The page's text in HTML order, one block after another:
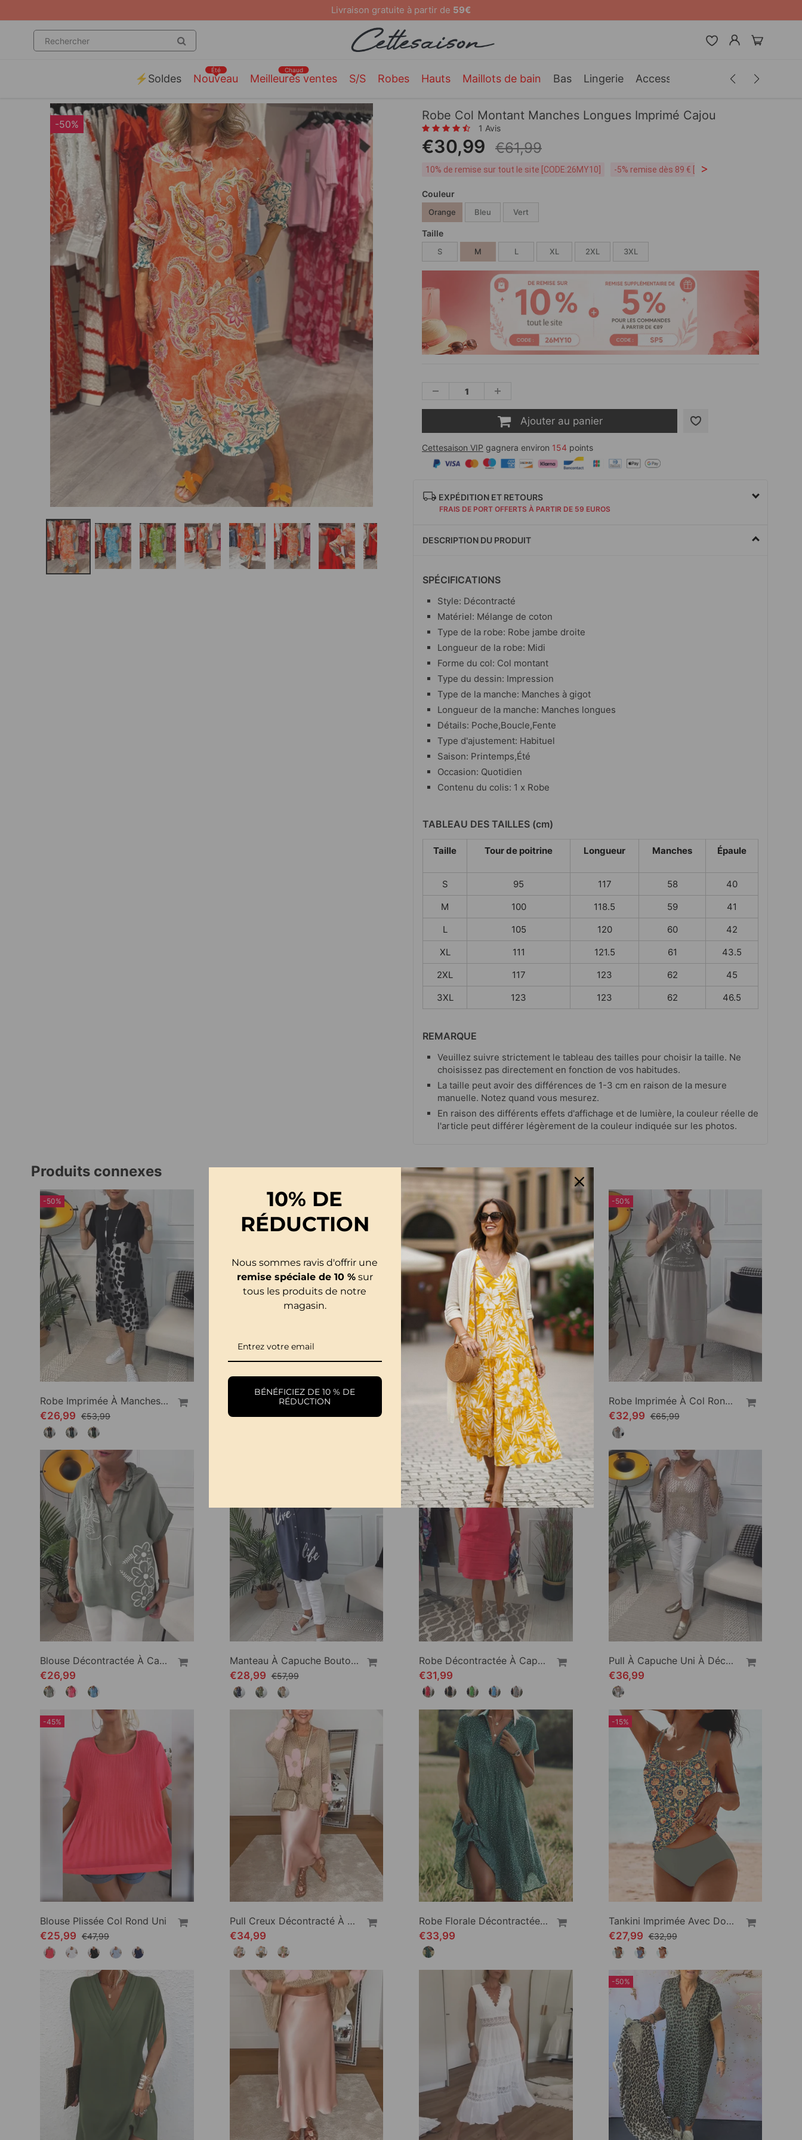
59€
⚡️Soldes Nouveau
Été
Meilleures ventes
Chaud
S/S Robes Hauts Maillots de bain Bas Lingerie Accessoires Hommes
-50%
Robe Col Montant Manches Longues Imprimé Cajou
1 Avis
€30,99 €61,99
10% de remise sur tout le site [CODE:26MY10] -5% remise dès 89 € [CODE:SP5]
>
Couleur
Orange Bleu Vert
Taille
S M L XL 2XL 3XL
Ajouter au panier
Cettesaison VIP gagnera environ 154 points
EXPÉDITION ET RETOURS
FRAIS DE PORT OFFERTS À PARTIR DE 59 EUROS
DESCRIPTION DU PRODUIT
SPÉCIFICATIONS
Style: Décontracté
Matériel: Mélange de coton
Type de la robe: Robe jambe droite
Longueur de la robe: Midi
Forme du col: Col montant
Type du dessin: Impression
Type de la manche: Manches à gigot
Longueur de la manche: Manches longues
Détails: Poche,Boucle,Fente
Type d'ajustement: Habituel
Saison: Printemps,Été
Occasion: Quotidien
Contenu du colis: 1 x Robe
TABLEAU DES TAILLES (cm)
Taille Tour de poitrine Longueur Manches Épaule
S 95 117 58
40
M
100 118.5 59
41
L
105 120 60
42
XL
111 121.5 61
43.5
2XL
117 123 62
45
3XL
123 123 62 46.5
REMARQUE
Veuillez suivre strictement le tableau des tailles pour choisir la taille. Ne
choisissez pas directement en fonction de vos habitudes.
La taille peut avoir des différences de 1-3 cm en raison de la mesure
manuelle. Notez quand vous mesurez.
En raison des différents effets d'affichage et de lumière, la couleur réelle de
l'article peut différer légèrement de la couleur indiquée sur les photos.
Produits connexes
-50%
Robe Imprimée À Manches Courtes Et Col Rond
€26,99 €53,99
€33,99
Robe Ample Décontractée À Imprimé Floral Et Poches À Manches Courtes
-50%
Robe Imprimée À Col Rond Et Manches Courtes
€32,99 €65,99
Blouse Décontractée À Capuche Et Manches Courtes À Imprimé Floral
€26,99
Manteau À Capuche Boutonné Imprimé Lettre
€28,99 €57,99
Robe Décontractée À Capuche Et Manches Courtes
€31,99
Pull À Capuche Uni À Découpes Étoiles
€36,99
-45%
Blouse Plissée Col Rond Uni
€25,99 €47,99
Pull Creux Décontracté À Manches Longues Et Col Rond À Fleurs
€34,99
Robe Florale Décontractée À Revers
€33,99
-15%
Tankini Imprimée Avec Double Sangle
€27,99 €32,99
-50%
10% DE
RÉDUCTION
Nous sommes ravis d'offrir une
remise spéciale de 10 %sur
tous les produits de notre
magasin.
BÉNÉFICIEZ DE 10 % DE
RÉDUCTION